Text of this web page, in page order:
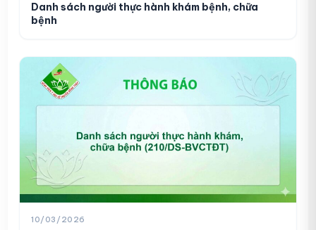
Danh sách người thực hành khám bệnh, chữa
bệnh
10/03/2026